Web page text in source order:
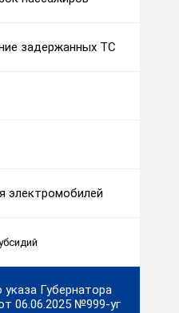
задержанных ТС
электромобилей
Губернатора
06.06.2025 №999-уг